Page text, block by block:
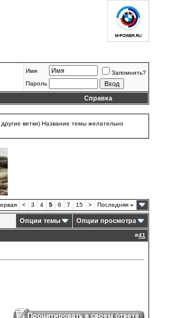
Имя
Запомнить?
Пароль
Справка
ветки) Название темы желательно
< 3 4 5 6 7 15 > Последняя »
Опции темы Опции просмотра
#41